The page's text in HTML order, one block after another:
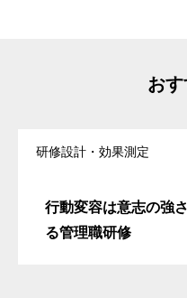
お
研修設計・効果測定
行動変容は意志の強
る管理職研修